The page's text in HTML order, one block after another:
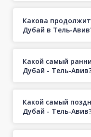
Какова
Дубай в Тель-
Какой самый
Дубай - Тель-
Какой самый
Дубай - Тель-